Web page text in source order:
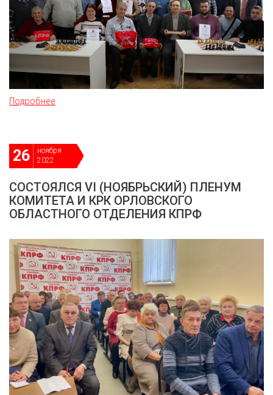
Подробнее
26
ноября
2022
СОСТОЯЛСЯ VI (НОЯБРЬСКИЙ) ПЛЕНУМ
КОМИТЕТА И КРК ОРЛОВСКОГО
ОБЛАСТНОГО ОТДЕЛЕНИЯ КПРФ